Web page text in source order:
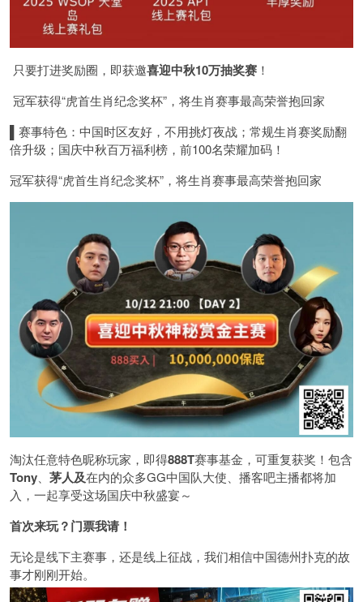
只要打进奖励圈，即获邀喜迎中秋10万抽奖赛 ！
冠军获得“虎首生肖纪念奖杯”，将生肖赛事最高荣誉抱回家
▌赛事特色：中国时区友好，不用挑灯夜战；常规生肖赛奖励翻
倍升级；国庆中秋百万福利榜，前100名荣耀加码！
冠军获得“虎首生肖纪念奖杯”，将生肖赛事最高荣誉抱回家
淘汰任意特色昵称玩家，即得888T赛事基金，可重复获奖！包含
Tony、 茅人及在内的众多GG中国队大使、播客吧主播都将加
入，一起享受这场国庆中秋盛宴～
首次来玩？门票我请！
无论是线下主赛事，还是线上征战，我们相信中国德州扑克的故
事才刚刚开始。